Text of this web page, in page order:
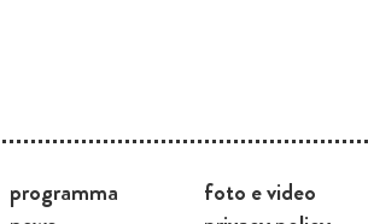
programma
foto e video